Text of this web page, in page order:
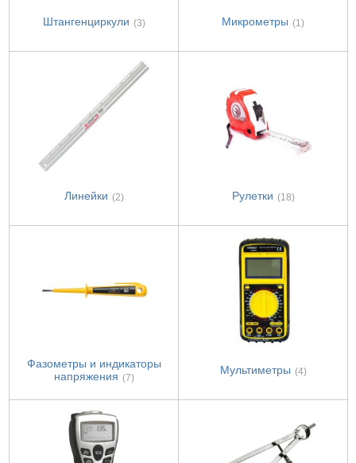
Штангенциркули (3) Микрометры (1)
Линейки (2) Рулетки (18)
Фазометры и индикаторы
напряжения (7)
Мультиметры (4)